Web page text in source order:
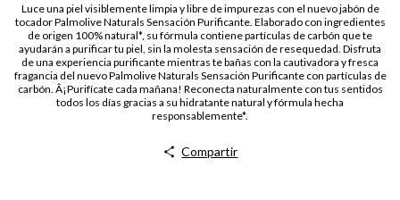
Luce una piel visiblemente limpia y libre de impurezas con el nuevo jabón de
tocador Palmolive Naturals Sensación Purificante. Elaborado con ingredientes
de origen 100% natural*, su fórmula contiene partículas de carbón que te
ayudarán a purificar tu piel, sin la molesta sensación de resequedad. Disfruta
de una experiencia purificante mientras te bañas con la cautivadora y fresca
fragancia del nuevo Palmolive Naturals Sensación Purificante con partículas de
carbón. Â¡Purifícate cada mañana! Reconecta naturalmente con tus sentidos
todos los días gracias a su hidratante natural y fórmula hecha
responsablemente*.
Compartir